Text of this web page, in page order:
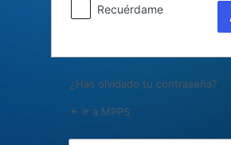
Recuérdame
¿Has olvidado tu contraseña?
← Ir a MPPS